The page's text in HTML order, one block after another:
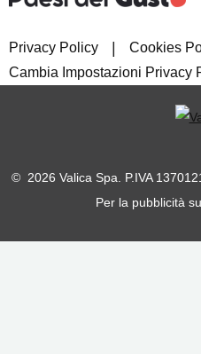
Privacy Policy Cookies
Cambia Impostazioni Privacy
© 2026 Valica Spa. P.IVA
Per la pubblicità